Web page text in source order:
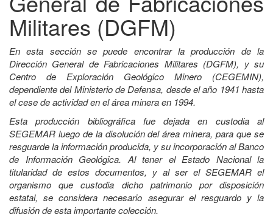
Militares (DGFM)
En esta sección se puede encontrar la producción de la
Dirección General de Fabricaciones Militares (DGFM), y su
Centro de Exploración Geológico Minero (CEGEMIN),
dependiente del Ministerio de Defensa, desde el año 1941 hasta
el cese de actividad en el área minera en 1994.
Esta producción bibliográfica fue dejada en custodia al
SEGEMAR luego de la disolución del área minera, para que se
resguarde la información producida, y su incorporación al Banco
de Información Geológica. Al tener el Estado Nacional la
titularidad de estos documentos, y al ser el SEGEMAR el
organismo que custodia dicho patrimonio por disposición
estatal, se considera necesario asegurar el resguardo y la
difusión de esta importante colección.